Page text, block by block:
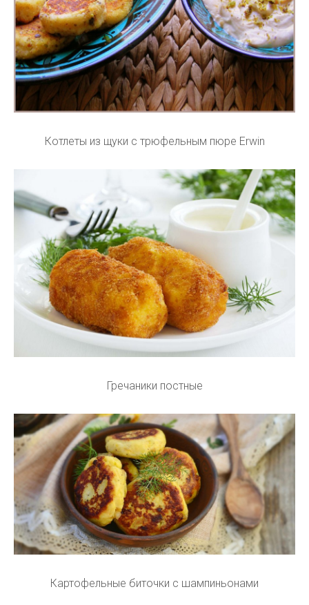
Котлеты из щуки с трюфельным пюре Erwin
Гречаники постные
Картофельные биточки с шампиньонами